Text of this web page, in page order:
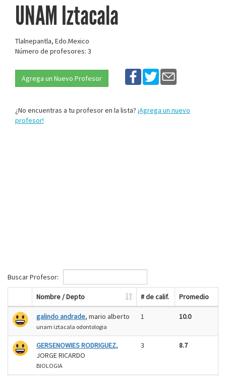
UNAM Iztacala
Tlalnepantla, Edo.Mexico
Número de profesores: 3
Agrega un Nuevo Profesor
¿No encuentras a tu profesor en la lista? ¡Agrega un nuevo
profesor!
Buscar Profesor:
Nombre / Depto # de calif. Promedio
galindo andrade, mario alberto
unam iztacala odontologia
1 10.0
GERSENOWIES RODRIGUEZ,
JORGE RICARDO
BIOLOGIA
3 8.7